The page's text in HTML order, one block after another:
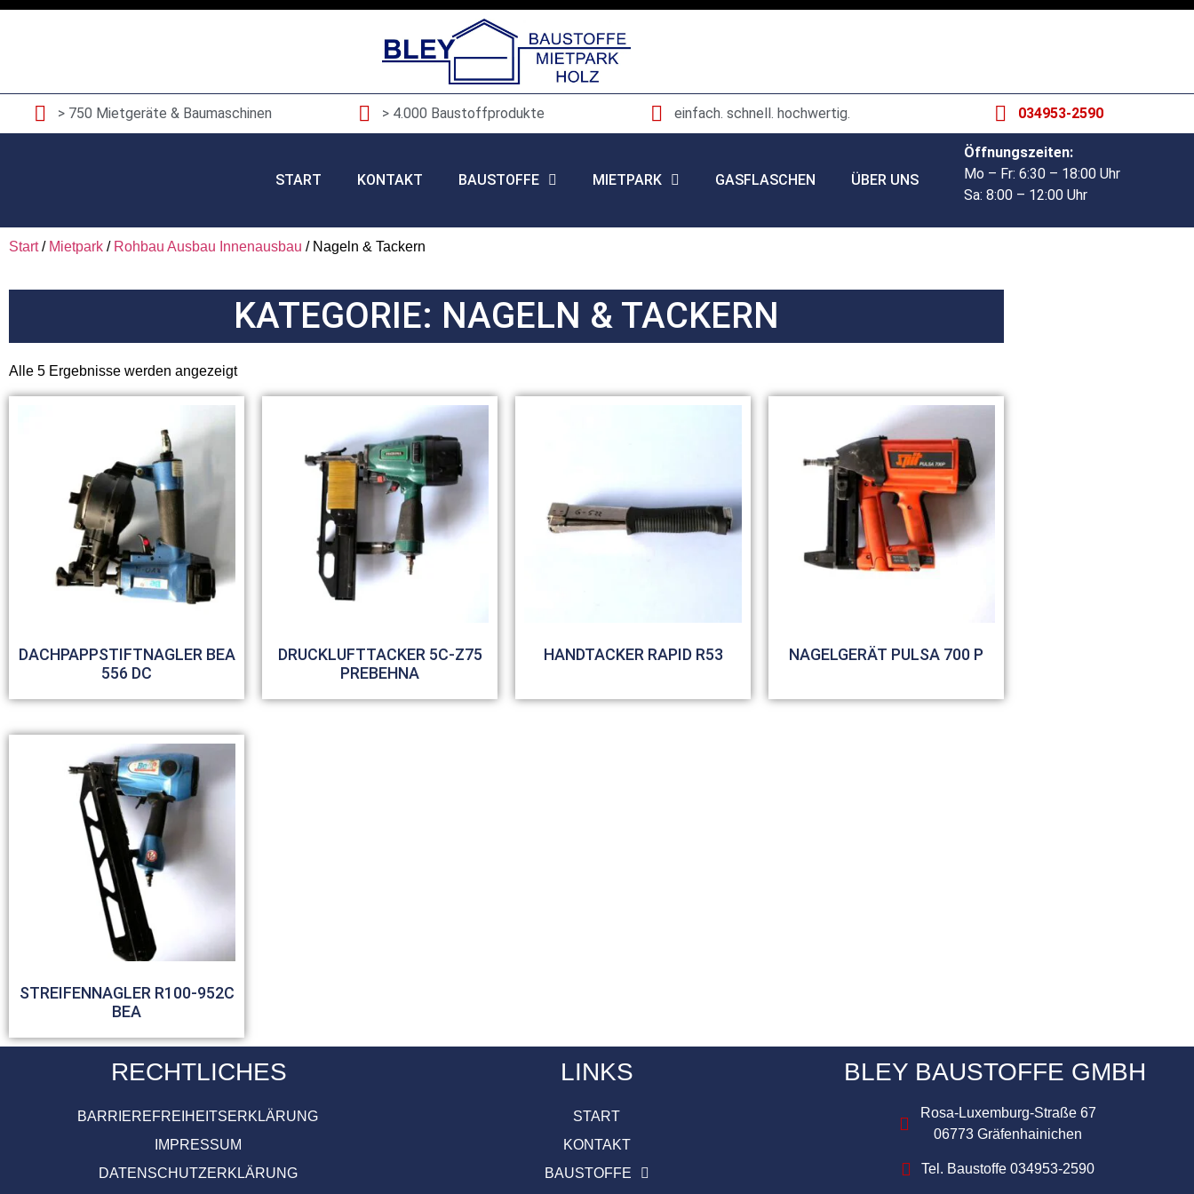
> 750 Mietgeräte & Baumaschinen > 4.000 Baustoffprodukte einfach. schnell. hochwertig. 034953-2590
START KONTAKT BAUSTOFFE MIETPARK GASFLASCHEN ÜBER UNS
Öffnungszeiten:
Mo – Fr: 6:30 – 18:00 Uhr
Sa: 8:00 – 12:00 Uhr
Start/ Mietpark / Rohbau Ausbau Innenausbau / Nageln & Tackern
KATEGORIE: NAGELN & TACKERN
Alle 5 Ergebnisse werden angezeigt
DACHPAPPSTIFTNAGLER BEA
556 DC
DRUCKLUFTTACKER 5C-Z75
PREBEHNA
HANDTACKER RAPID R53 NAGELGERÄT PULSA 700 P
STREIFENNAGLER R100-952C
BEA
RECHTLICHES
BARRIEREFREIHEITSERKLÄRUNG
IMPRESSUM
DATENSCHUTZERKLÄRUNG
LINKS
START
KONTAKT
BAUSTOFFE
BLEY BAUSTOFFE GMBH
Rosa-Luxemburg-Straße 67
06773 Gräfenhainichen
Tel. Baustoffe 034953-2590